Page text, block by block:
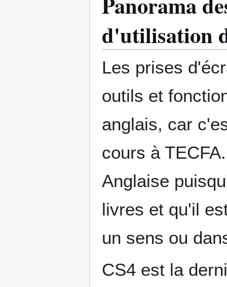
d'utilisation
Les prises
outils et
anglais, car
cours à
Anglaise
livres et qu'il
un sens ou
CS4 est la